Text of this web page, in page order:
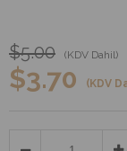
$5.00 (KDV Dahil)
$3.70 (KDV